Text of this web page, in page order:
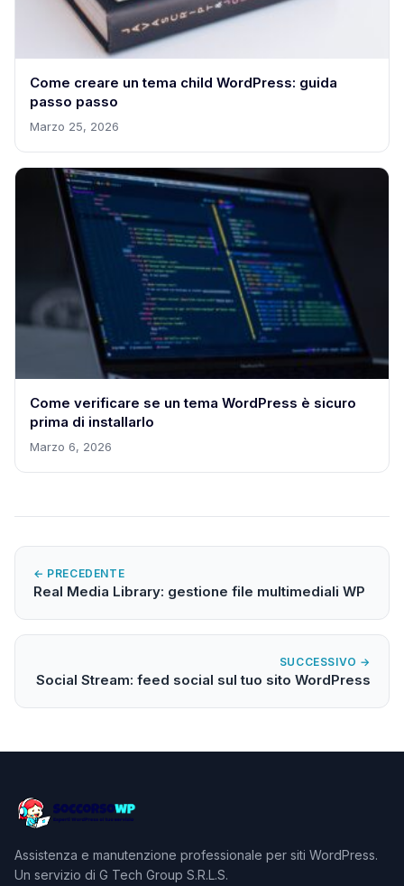
Come creare un tema child WordPress: guida
passo passo
Marzo 25, 2026
Come verificare se un tema WordPress è sicuro
prima di installarlo
Marzo 6, 2026
← PRECEDENTE
Real Media Library: gestione file multimediali WP
SUCCESSIVO →
Social Stream: feed social sul tuo sito WordPress
Assistenza e manutenzione professionale per siti WordPress.
Un servizio di G Tech Group S.R.L.S.